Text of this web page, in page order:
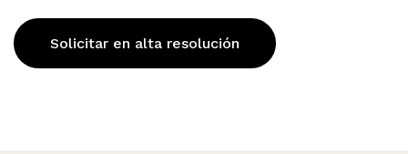
Solicitar en alta resolución